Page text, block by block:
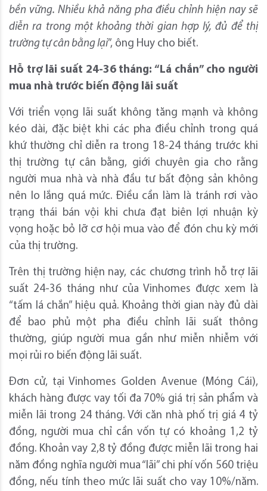
bền vững. Nhiều khả năng pha điều chỉnh hiện nay sẽ
diễn ra trong một khoảng thời gian hợp lý, đủ để thị
trường tự cân bằng lại”, ông Huy cho biết.
Hỗ trợ lãi suất 24-36 tháng: “Lá chắn” cho người
mua nhà trước biến động lãi suất
Với triển vọng lãi suất không tăng mạnh và không
kéo dài, đặc biệt khi các pha điều chỉnh trong quá
khứ thường chỉ diễn ra trong 18-24 tháng trước khi
thị trường tự cân bằng, giới chuyên gia cho rằng
người mua nhà và nhà đầu tư bất động sản không
nên lo lắng quá mức. Điều cần làm là tránh rơi vào
trạng thái bán vội khi chưa đạt biên lợi nhuận kỳ
vọng hoặc bỏ lỡ cơ hội mua vào để đón chu kỳ mới
của thị trường.
Trên thị trường hiện nay, các chương trình hỗ trợ lãi
suất 24-36 tháng như của Vinhomes được xem là
“tấm lá chắn” hiệu quả. Khoảng thời gian này đủ dài
để bao phủ một pha điều chỉnh lãi suất thông
thường, giúp người mua gần như miễn nhiễm với
mọi rủi ro biến động lãi suất.
Đơn cử, tại Vinhomes Golden Avenue (Móng Cái),
khách hàng được vay tối đa 70% giá trị sản phẩm và
miễn lãi trong 24 tháng. Với căn nhà phố trị giá 4 tỷ
đồng, người mua chỉ cần vốn tự có khoảng 1,2 tỷ
đồng. Khoản vay 2,8 tỷ đồng được miễn lãi trong hai
năm đồng nghĩa người mua “lãi” chi phí vốn 560 triệu
đồng, nếu tính theo mức lãi suất cho vay 10%/năm.